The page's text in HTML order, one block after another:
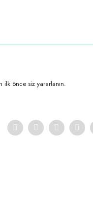
bulunuyor.
önce siz yararlanın.